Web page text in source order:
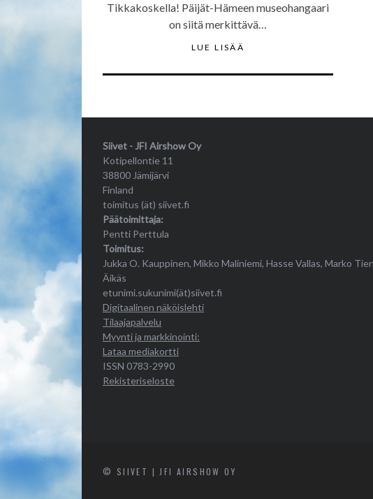
Tikkakoskella! Päijät-Hämeen museohangaari
on siitä merkittävä…
LUE LISÄÄ
Siivet - JFI Airshow Oy
Kotipellontie 11
38800 Jämijärvi
Finland
toimitus (ät) siivet.fi
Päätoimittaja:
Pentti Perttula
Toimitus:
Jukka O. Kauppinen, Mikko Maliniemi, Hasse Vallas, Marko
Äikäs
etunimi.sukunimi(ät)siivet.fi
Digitaalinen näköislehti
Tilaajapalvelu
Myynti ja markkinointi:
Lataa mediakortti
ISSN 0783-2990
Rekisteriseloste
© SIIVET | JFI AIRSHOW OY